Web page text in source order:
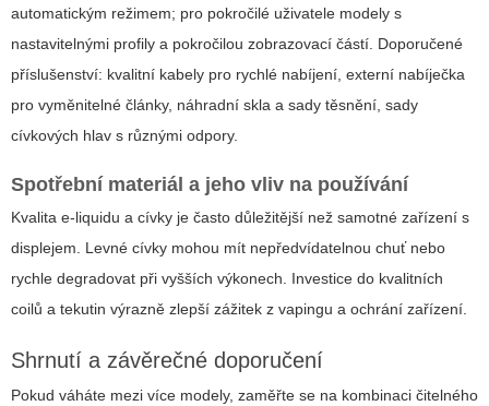
automatickým režimem; pro pokročilé uživatele modely s
nastavitelnými profily a pokročilou zobrazovací částí. Doporučené
příslušenství: kvalitní kabely pro rychlé nabíjení, externí nabíječka
pro vyměnitelné články, náhradní skla a sady těsnění, sady
cívkových hlav s různými odpory.
Spotřební materiál a jeho vliv na používání
Kvalita e-liquidu a cívky je často důležitější než samotné zařízení s
displejem. Levné cívky mohou mít nepředvídatelnou chuť nebo
rychle degradovat při vyšších výkonech. Investice do kvalitních
coilů a tekutin výrazně zlepší zážitek z vapingu a ochrání zařízení.
Shrnutí a závěrečné doporučení
Pokud váháte mezi více modely, zaměřte se na kombinaci čitelného